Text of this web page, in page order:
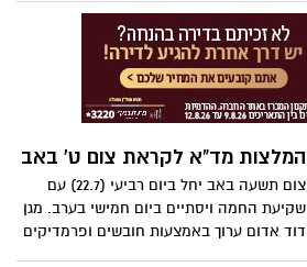
הצהרונים. במועצה מדגישים כי יישמר הרצף
החינוכי באמצעות קליטת הצוותים הקיימים,
לצד תוכניות העשרה מגוונות ושיתוף פעולה
הדוק עם ההורים
המלצות מד"א לקראת צום ט' באב
צום תשעה באב יחל ביום רביעי (22.7) עם
שקיעת החמה ויסתיים ביום חמישי בערב. מגן
דוד אדום ערוך באמצעות חובשים ופרמדיקים